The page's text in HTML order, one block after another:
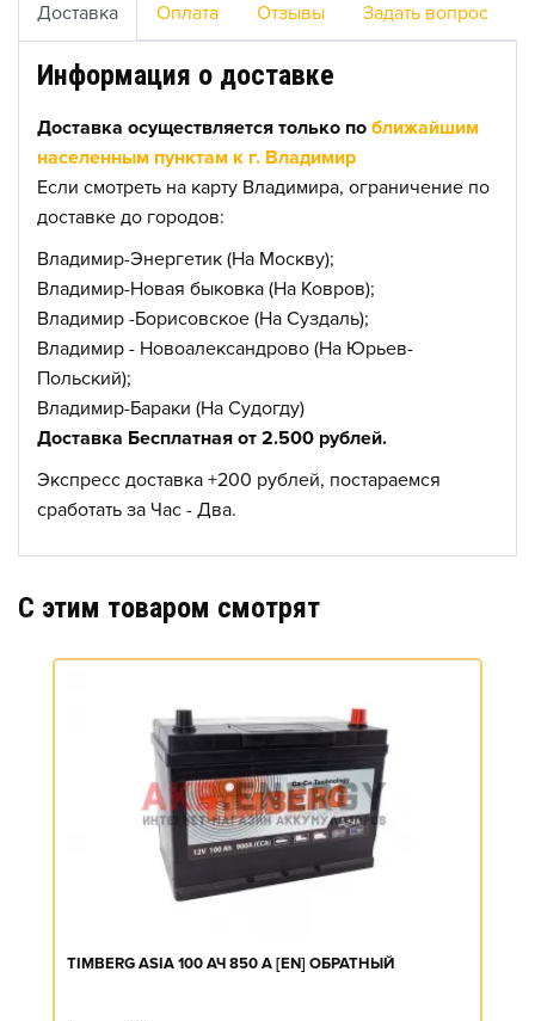
Доставка Оплата Отзывы Задать вопрос
Информация о доставке
Доставка осуществляется только по ближайшим
населенным пунктам к г. Владимир
Если смотреть на карту Владимира, ограничение по
доставке до городов:
Владимир-Энергетик (На Москву);
Владимир-Новая быковка (На Ковров);
Владимир -Борисовское (На Суздаль);
Владимир - Новоалександрово (На Юрьев-
Польский);
Владимир-Бараки (На Судогду)
Доставка Бесплатная от 2.500 рублей.
Экспресс доставка +200 рублей, постараемся
сработать за Час - Два.
C этим товаром смотрят
TIMBERG ASIA 100 АЧ 850 А [EN] ОБРАТНЫЙ